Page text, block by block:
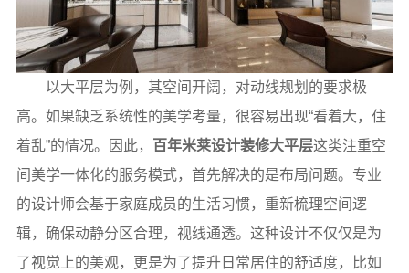
以大平层为例，其空间开阔，对动线规划的要求极
高。如果缺乏系统性的美学考量，很容易出现“看着大，住
着乱”的情况。因此， 百年米莱设计装修大平层这类注重空
间美学一体化的服务模式，首先解决的是布局问题。专业
的设计师会基于家庭成员的生活习惯，重新梳理空间逻
辑，确保动静分区合理，视线通透。这种设计不仅仅是为
了视觉上的美观，更是为了提升日常居住的舒适度，比如